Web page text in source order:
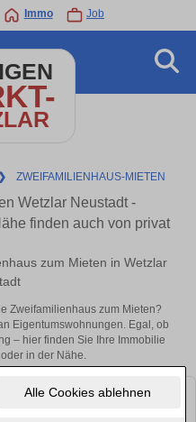
Alle Cookies ablehnen
Immo Job
❯ ZWEIFAMILIENHAUS-MIETEN
Wetzlar Neustadt -
finden auch von privat
zum Mieten in Wetzlar
Zweifamilienhaus zum Mieten?
Eigentumswohnungen. Egal, ob
– hier finden Sie Ihre Immobilie
in der Nähe.
Objekte finden. Schauen Sie